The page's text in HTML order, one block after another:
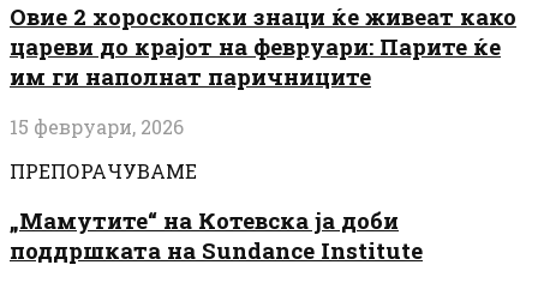
Овие 2 хороскопски знаци ќе живеат како
цареви до крајот на февруари: Парите ќе
им ги наполнат паричниците
15 февруари, 2026
ПРЕПОРАЧУВАМЕ
„Мамутите“ на Котевска ја доби
поддршката на Sundance Institute